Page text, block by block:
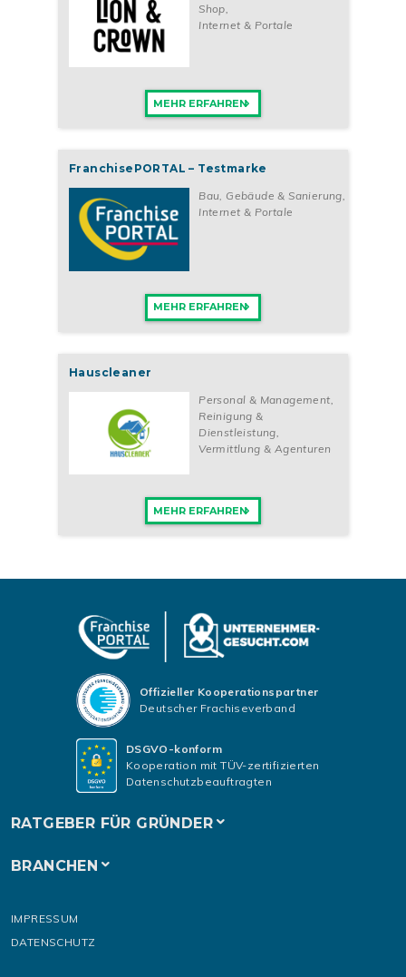
Shop
Internet & Portale
MEHR ERFAHREN
FranchisePORTAL – Testmarke
Bau, Gebäude & Sanierung,
Internet & Portale
MEHR ERFAHREN
Hauscleaner
Personal & Management
Reinigung &
Dienstleistung
Vermittlung & Agenturen
MEHR ERFAHREN
Offizieller Kooperationspartner
Deutscher Frachiseverband
DSGVO-konform
Kooperation mit TÜV-zertifizierten
Datenschutzbeauftragten
RATGEBER FÜR GRÜNDER
BRANCHEN
IMPRESSUM
DATENSCHUTZ